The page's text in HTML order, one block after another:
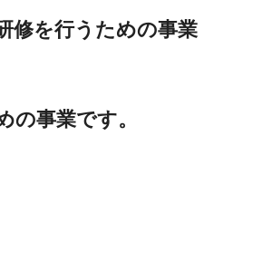
修を行うための事業
事業です。